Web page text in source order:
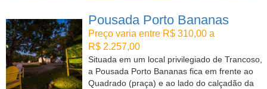
Pousada Porto Bananas
Preço varia entre R$ 310,00 a
R$ 2.257,00
Situada em um local privilegiado de Trancoso,
a Pousada Porto Bananas fica em frente ao
Quadrado (praça) e ao lado do calçadão da